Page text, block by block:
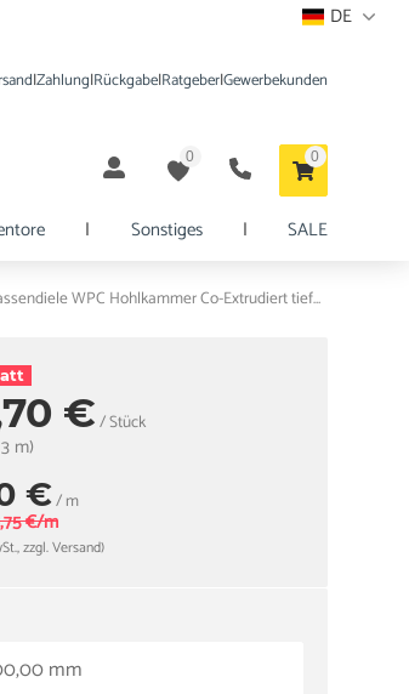
DE
|Zahlung|Rückgabe|Ratgeber|Gewerbekunden
0 0
| Sonstiges | SALE
HORI Terrassendiele WPC Hohlkammer Co-Extrudiert tiefe Struktur 22,5 x 210 mm Grau
€/ Stück
m)
€/ m
€/m
zzgl. Versand)
mm